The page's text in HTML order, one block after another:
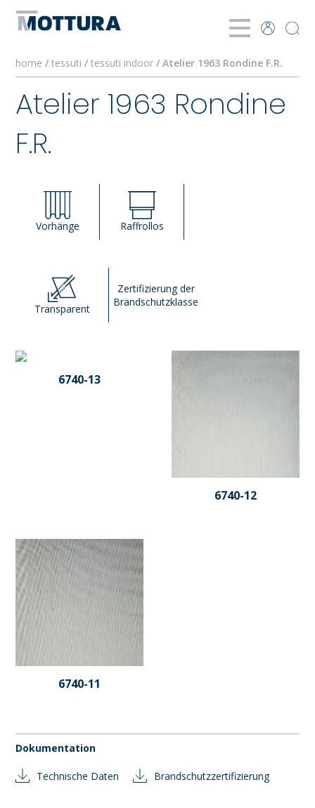
home /tessuti/tessuti indoor/ Atelier 1963 Rondine F.R.
Atelier 1963 Rondine
F.R.
Vorhänge Raffrollos
Transparent
Zertifizierung der
Brandschutzklasse
6740-13
6740-12
6740-11
Dokumentation
Technische Daten Brandschutzzertifizierung